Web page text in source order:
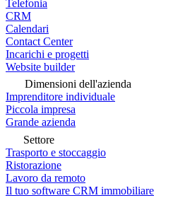
Telefonia
CRM
Calendari
Contact Center
Incarichi e progetti
Website builder
Dimensioni dell'azienda
Imprenditore individuale
Piccola impresa
Grande azienda
Settore
Trasporto e stoccaggio
Ristorazione
Lavoro da remoto
Il tuo software CRM immobiliare